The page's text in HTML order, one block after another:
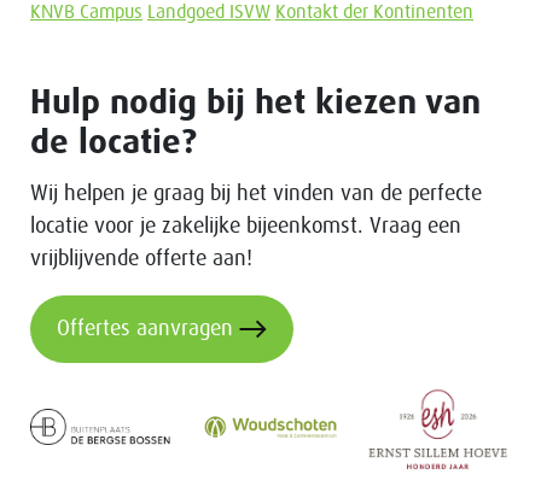
KNVB Campus
Landgoed ISVW Kontakt der Kontinenten
Hulp nodig bij het kiezen van
de locatie?
Wij helpen je graag bij het vinden van de perfecte
locatie voor je zakelijke bijeenkomst. Vraag een
vrijblijvende offerte aan!
Offertes aanvragen